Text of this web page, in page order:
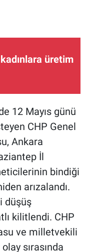
üretim
12 Mayıs günü
CHP Genel
Ankara
İl
bindiği
arızalandı.
düşüş
kilitlendi. CHP
ve milletvekili
sırasında